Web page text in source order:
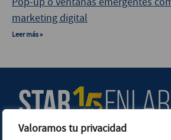
Valoramos tu privacidad
marketing digital
Leer más »